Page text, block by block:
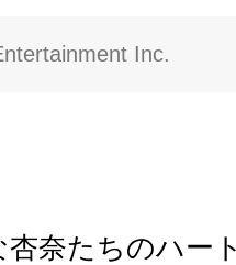
Inc.
奈たちのハー